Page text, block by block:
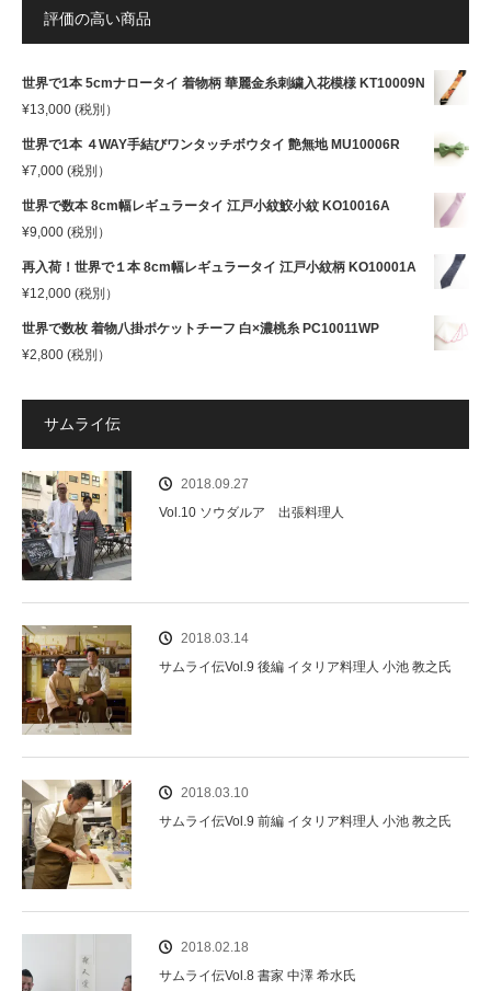
評価の高い商品
世界で1本 5cmナロータイ 着物柄 華麗金糸刺繍入花模様 KT10009N
¥13,000 (税別）
世界で1本 ４WAY手結びワンタッチボウタイ 艶無地 MU10006R
¥7,000 (税別）
世界で数本 8cm幅レギュラータイ 江戸小紋鮫小紋 KO10016A
¥9,000 (税別）
再入荷！世界で１本 8cm幅レギュラータイ 江戸小紋柄 KO10001A
¥12,000 (税別）
世界で数枚 着物八掛ポケットチーフ 白×濃桃糸 PC10011WP
¥2,800 (税別）
サムライ伝
2018.09.27
Vol.10 ソウダルア 出張料理人
2018.03.14
サムライ伝Vol.9 後編 イタリア料理人 小池 教之氏
2018.03.10
サムライ伝Vol.9 前編 イタリア料理人 小池 教之氏
2018.02.18
サムライ伝Vol.8 書家 中澤 希水氏